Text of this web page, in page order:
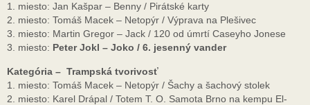
1. miesto: Jan Kašpar – Benny / Pirátské karty
2. miesto: Tomáš Macek – Netopýr / Výprava na Plešivec
3. miesto: Martin Gregor – Jack / 120 od úmrtí Caseyho Jonese
3. miesto: Peter Jokl – Joko / 6. jesenný vander
Kategória – Trampská tvorivosť
1. miesto: Tomáš Macek – Netopýr / Šachy a šachový stolek
2. miesto: Karel Drápal / Totem T. O. Samota Brno na kempu El-